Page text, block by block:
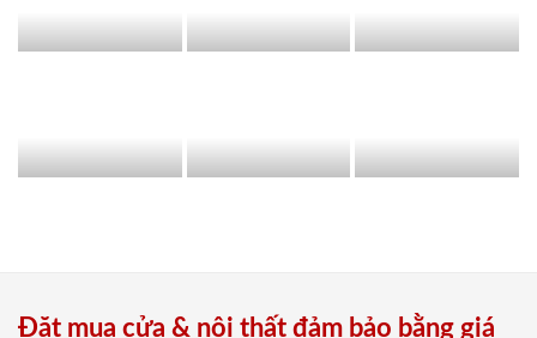
Đặt mua cửa & nội thất đảm bảo bằng giá